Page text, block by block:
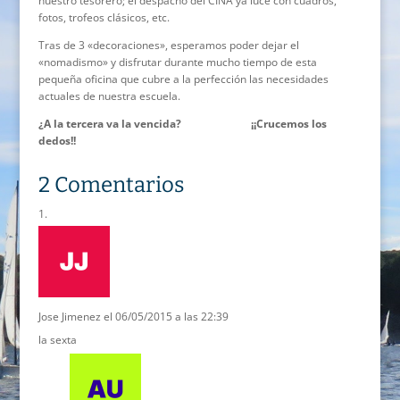
fotos, trofeos clásicos, etc.
Tras de 3 «decoraciones», esperamos poder dejar el
«nomadismo» y disfrutar durante mucho tiempo de esta
pequeña oficina que cubre a la perfección las necesidades
actuales de nuestra escuela.
¿A la tercera va la vencida? ¡¡Crucemos los
dedos!!
2 Comentarios
Jose Jimenez el 06/05/2015 a las 22:39
la sexta